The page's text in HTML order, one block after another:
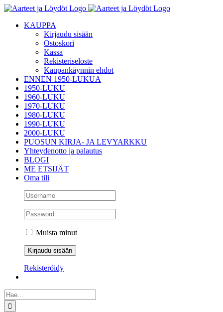
Skip
contentKAUPPA
Kirjaudu sisään
Ostoskori
Kassa
Rekisteriseloste
Kaupankäynnin ehdot
ENNEN 1950-LUKUA
1950-LUKU
1960-LUKU
1970-LUKU
1980-LUKU
1990-LUKU
2000-LUKU
PUOSUN KIRJA- JA LEVYARKKU
Yhteydenotto ja palautus
BLOGI
ME ETSIJÄT
Oma tili
Muista minut
Rekisteröidy
Etsi
...